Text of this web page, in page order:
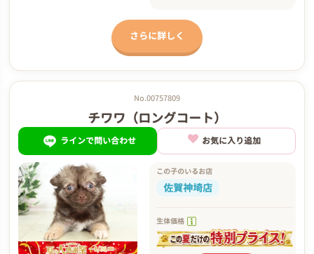
さらに詳しく
No.00757809
チワワ（ロングコート）
ラインで問い合わせ お気に入り追加
この子のいるお店
佐賀神埼店
生体価格